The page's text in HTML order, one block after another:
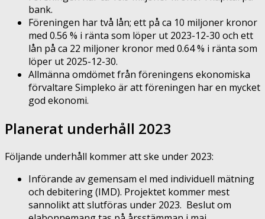
bank.
Föreningen har två lån; ett på ca 10 miljoner kronor
med 0.56 % i ränta som löper ut 2023-12-30 och ett
lån på ca 22 miljoner kronor med 0.64 % i ränta som
löper ut 2025-12-30.
Allmänna omdömet från föreningens ekonomiska
förvaltare Simpleko är att föreningen har en mycket
god ekonomi.
Planerat underhåll 2023
Följande underhåll kommer att ske under 2023:
Införande av gemensam el med individuell mätning
och debitering (IMD). Projektet kommer mest
sannolikt att slutföras under 2023. Beslut om